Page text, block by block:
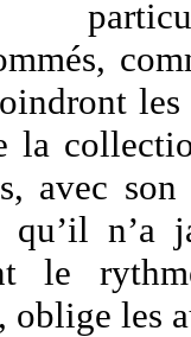
la
avec
qu’il n’a
le
les